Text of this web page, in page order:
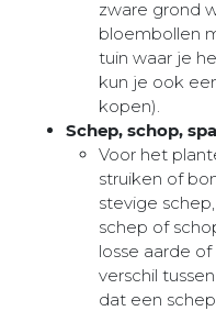
zware grond
bloembollen
tuin waar je
kun je ook
kopen).
Schep, schop,
Voor het
struiken of
stevige
schep of
losse aarde
verschil
dat een